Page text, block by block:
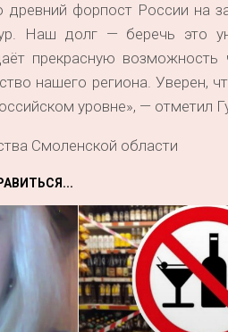
форпост России на
Наш долг — беречь это
прекрасную
нашего региона.
уровне», — отметил
Смоленской области